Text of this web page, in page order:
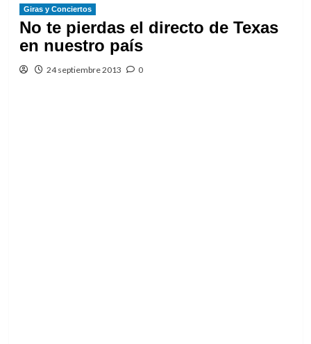
Giras y Conciertos
No te pierdas el directo de Texas
en nuestro país
24 septiembre 2013 0